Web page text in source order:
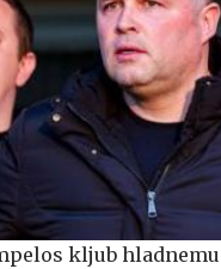
kljub